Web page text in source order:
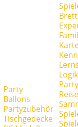
Party
Ballons
Partyzubehör
Tischgedecke